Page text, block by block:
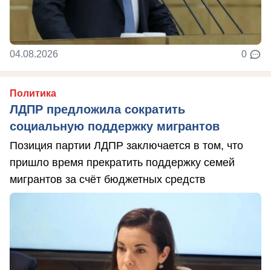
04.08.2026 0
Политика
ЛДПР предложила сократить
социальную поддержку мигрантов
Позиция партии ЛДПР заключается в том, что
пришло время прекратить поддержку семей
мигрантов за счёт бюджетных средств